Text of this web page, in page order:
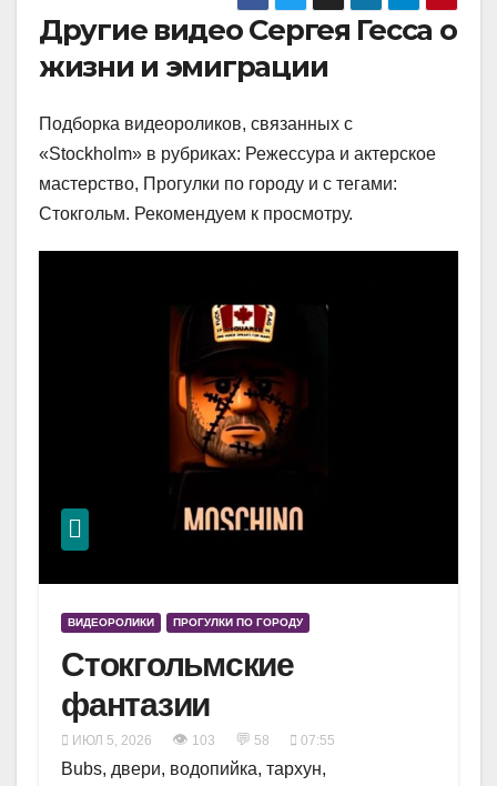
Другие видео Сергея Гесса о
жизни и эмиграции
Подборка видеороликов, связанных с
«Stockholm» в рубриках: Режессура и актерское
мастерство, Прогулки по городу и с тегами:
Стокгольм. Рекомендуем к просмотру.
ВИДЕОРОЛИКИ ПРОГУЛКИ ПО ГОРОДУ
Стокгольмские
фантазии
ИЮЛ 5, 2026 👁 103 💬 58 07:55
Bubs, двери, водопийка, тархун,